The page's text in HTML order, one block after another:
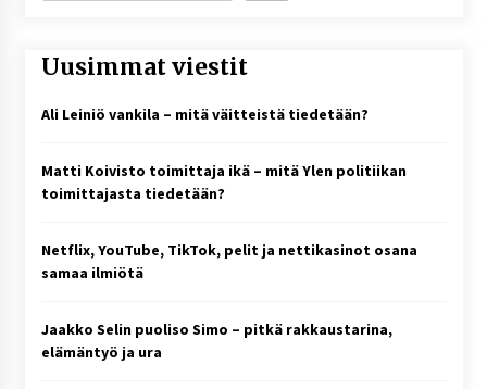
Uusimmat viestit
Ali Leiniö vankila – mitä väitteistä tiedetään?
Matti Koivisto toimittaja ikä – mitä Ylen politiikan
toimittajasta tiedetään?
Netflix, YouTube, TikTok, pelit ja nettikasinot osana
samaa ilmiötä
Jaakko Selin puoliso Simo – pitkä rakkaustarina,
elämäntyö ja ura